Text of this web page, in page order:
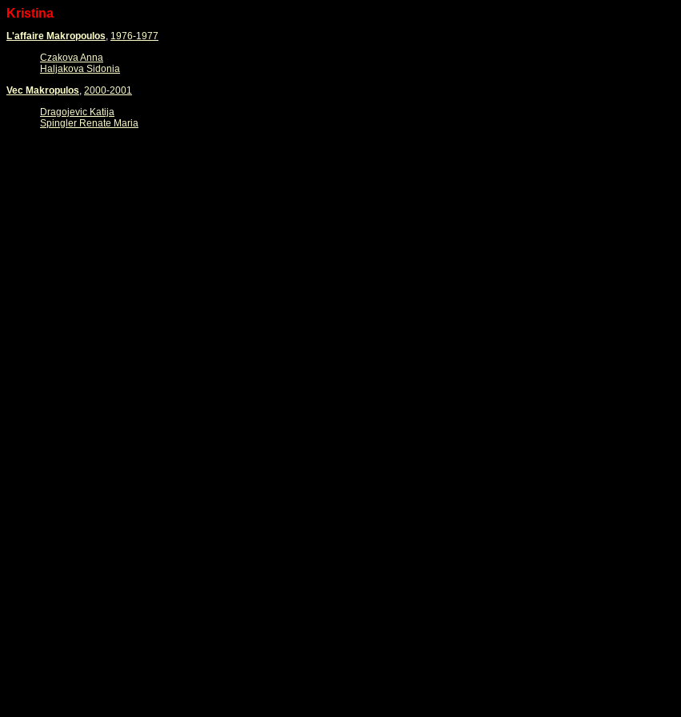
Kristina
L'affaire Makropoulos, 1976-1977
Czakova Anna
Haljakova Sidonia
Vec Makropulos, 2000-2001
Dragojevic Katija
Spingler Renate Maria